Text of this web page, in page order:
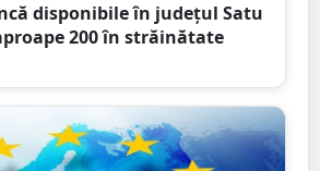
disponibile în județul Satu
200 în străinătate